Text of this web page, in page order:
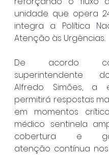
unidade que opera
integra a Política
Atenção às Urgências.
De acordo
superintendente
Alfredo Simões, a
permitirá respostas
em momentos
médico sentinela
cobertura e
atenção contínua